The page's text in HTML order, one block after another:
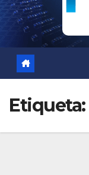
Etiqueta: